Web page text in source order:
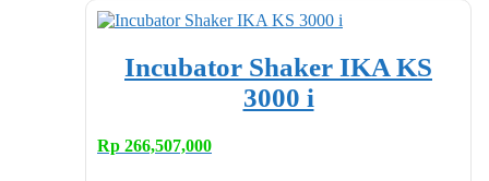
Incubator Shaker IKA KS
3000 i
Rp 266,507,000